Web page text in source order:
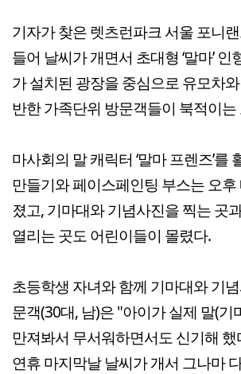
기자가 찾은 렛츠런파크 서울 포니
들어 날씨가 개면서 초대형 ‘말마’
가 설치된 광장을 중심으로 유모차
반한 가족단위 방문객들이 북적이
마사회의 말 캐릭터 ‘말마 프렌즈’를
만들기와 페이스페인팅 부스는 오후
졌고, 기마대와 기념사진을 찍는 곳
열리는 곳도 어린이들이 몰렸다.
초등학생 자녀와 함께 기마대와 기
문객(30대, 남)은 "아이가 실제 말(기
만져봐서 무서워하면서도 신기해
연휴 마지막날 날씨가 개서 그나마